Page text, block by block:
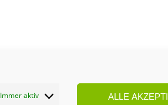
Immer aktiv ALLE